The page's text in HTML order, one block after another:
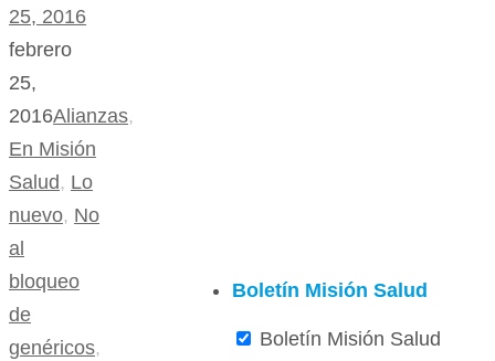
25, 2016
febrero
25,
2016Alianzas,
En Misión
Salud , Lo
nuevo, No
al
bloqueo
de
genéricos,
Boletín Misión Salud
Boletín Misión Salud